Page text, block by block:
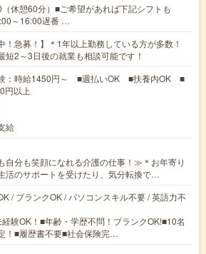
休憩60分）■ご希望があれば下記シフトも
～16:00遅番 …
！急募！】＊1年以上勤務している方が多数！
短2～3日後の就業も相談可能です！
：時給1450円～ ■週払いOK ■扶養内OK ■
円以上
給
自分も笑顔になれる介護の仕事！≫＊お年寄り
活のサポートを受けたり、気分転換で…
/ ブランクOK / パソコンスキル不要 / 英語力不
験OK！■年齢・学歴不問！ブランクOK!■10名
！■履歴書不要■社会保険完…